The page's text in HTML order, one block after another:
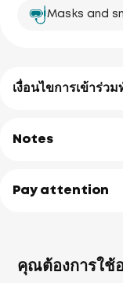
Masks and
เงื่อนไขการเข้าร่วม
Notes
Pay attention
คุณต้องการใช้